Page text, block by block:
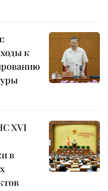
к
XVI
в